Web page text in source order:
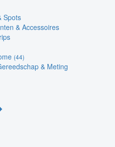
Spots
& Accessoires
(44)
& Meting